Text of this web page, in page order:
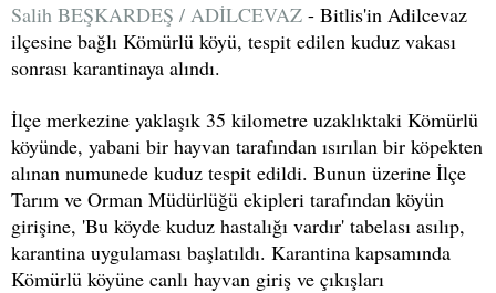
Salih BEŞKARDEŞ / ADİLCEVAZ - Bitlis'in Adilcevaz
ilçesine bağlı Kömürlü köyü, tespit edilen kuduz vakası
sonrası karantinaya alındı.
İlçe merkezine yaklaşık 35 kilometre uzaklıktaki Kömürlü
köyünde, yabani bir hayvan tarafından ısırılan bir köpekten
alınan numunede kuduz tespit edildi. Bunun üzerine İlçe
Tarım ve Orman Müdürlüğü ekipleri tarafından köyün
girişine, 'Bu köyde kuduz hastalığı vardır' tabelası asılıp,
karantina uygulaması başlatıldı. Karantina kapsamında
Kömürlü köyüne canlı hayvan giriş ve çıkışları